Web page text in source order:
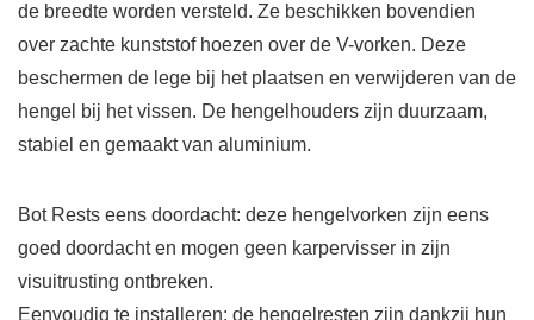
de breedte worden versteld. Ze beschikken bovendien
over zachte kunststof hoezen over de V-vorken. Deze
beschermen de lege bij het plaatsen en verwijderen van de
hengel bij het vissen. De hengelhouders zijn duurzaam,
stabiel en gemaakt van aluminium.
Bot Rests eens doordacht: deze hengelvorken zijn eens
goed doordacht en mogen geen karpervisser in zijn
visuitrusting ontbreken.
Eenvoudig te installeren: de hengelresten zijn dankzij hun